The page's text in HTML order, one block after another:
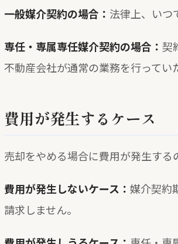
一般媒介契約の場合： 法律上、いつ
専任・専属専任媒介契約の場合： 契
不動産会社が通常の業務を行ってい
費用が発生するケース
売却をやめる場合に費用が発生する
費用が発生しないケース： 媒介契約
請求しません。